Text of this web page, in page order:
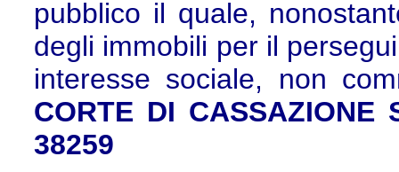
pubblico il quale,
degli immobili per il
interesse sociale, non
CORTE DI CASSAZIONE
38259